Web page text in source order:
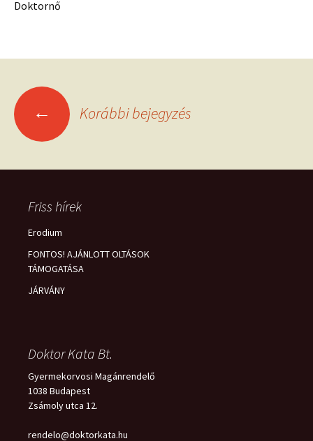
Doktornő
Bejegyzések
navigációja
← Korábbi bejegyzés
Friss hírek
Erodium
FONTOS! AJÁNLOTT OLTÁSOK
TÁMOGATÁSA
JÁRVÁNY
Doktor Kata Bt.
Gyermekorvosi Magánrendelő
1038 Budapest
Zsámoly utca 12.
rendelo@doktorkata.hu